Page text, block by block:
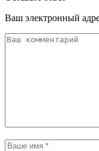
Ваш электронный